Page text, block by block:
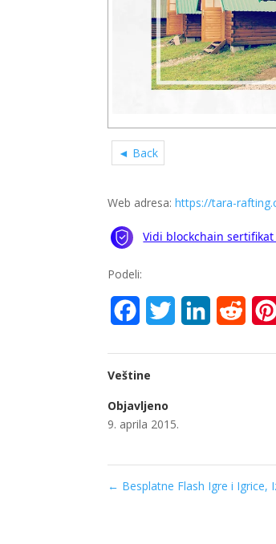
◄ Back
Web adresa:https://tara-
Podeli:
FacebookTwitter LinkedIn
Veštine
Objavljeno
9. aprila 2015.
← Besplatne Flash Igre i Igrice,